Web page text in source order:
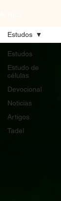
Estudos
Estudo de
células
Devocional
Noticias
Artigos
Tadel
Estudos